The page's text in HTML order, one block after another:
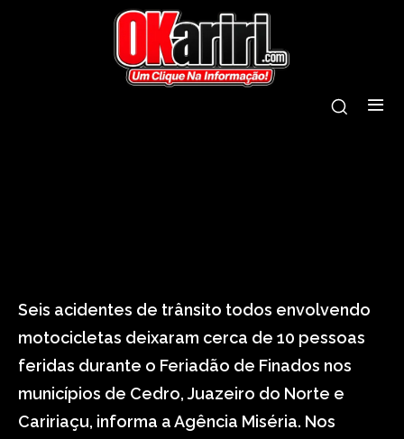
acidentes
finados trânsito
Seis acidentes de trânsito todos envolvendo
motocicletas deixaram cerca de 10 pessoas
feridas durante o Feriadão de Finados nos
municípios de Cedro, Juazeiro do Norte e
Caririaçu, informa a Agência Miséria. Nos